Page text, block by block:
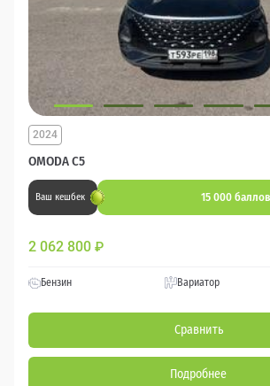
OMODA C5
2024
Ваш кешбек 15 000 баллов
2 062 800 ₽
Бензин Вариатор
Сравнить
Подробнее